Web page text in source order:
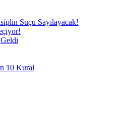
Suçu Sayılayacak!
Geldi
10 Kural